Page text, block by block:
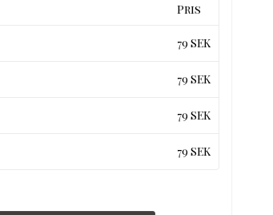
Pris
79 SEK
79 SEK
79 SEK
79 SEK